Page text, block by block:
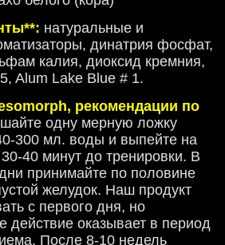
натуральные и
динатрия фосфат,
калия, диоксид кремния,
Alum Lake Blue # 1.
рекомендации по
одну мерную ложку
300 мл. воды и выпейте на
40 минут до тренировки. В
принимайте по половине
желудок. Наш продукт
с первого дня, но
действие оказывает в период
После 8-10 недель